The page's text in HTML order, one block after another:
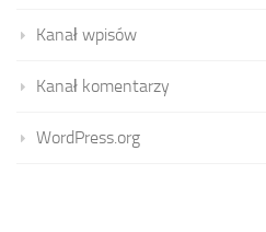
Kanał wpisów
Kanał komentarzy
WordPress.org